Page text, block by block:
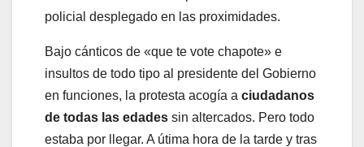
policial desplegado en las proximidades.
Bajo cánticos de «que te vote chapote» e
insultos de todo tipo al presidente del Gobierno
en funciones, la protesta acogía a ciudadanos
de todas las edades sin altercados. Pero todo
estaba por llegar. A útima hora de la tarde y tras